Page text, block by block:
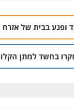
אזרח נורמטיבי
הקלות למועדון